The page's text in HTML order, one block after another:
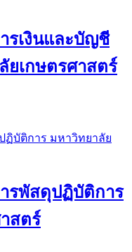
รเงินและบัญชี
ยเกษตรศาสตร์
รพัสดุปฏิบัติการ
สตร์